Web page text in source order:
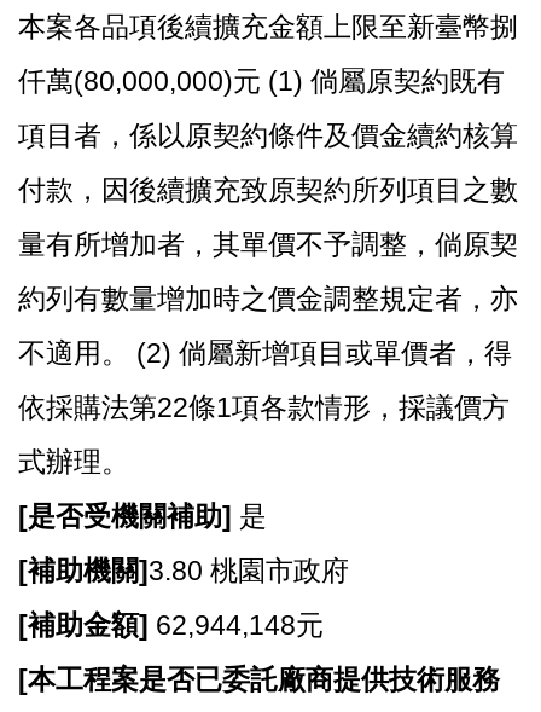
本案各品項後續擴充金額上限至新臺幣捌
仟萬(80,000,000)元 (1) 倘屬原契約既有
項目者，係以原契約條件及價金續約核算
付款，因後續擴充致原契約所列項目之數
量有所增加者，其單價不予調整，倘原契
約列有數量增加時之價金調整規定者，亦
不適用。 (2) 倘屬新增項目或單價者，得
依採購法第22條1項各款情形，採議價方
式辦理。
[是否受機關補助] 是
[補助機關]3.80 桃園市政府
[補助金額] 62,944,148元
[本工程案是否已委託廠商提供技術服務